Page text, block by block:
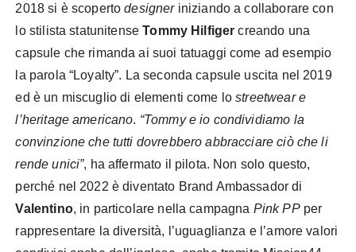
2018 si è scopertodesigneriniziando a collaborare con
lo stilista statunitenseTommy Hilfigercreando una
capsule che rimanda ai suoi tatuaggi come ad esempio
la parola “Loyalty”. La seconda capsule uscita nel 2019
ed è un miscuglio di elementi come lostreetwear e
l’heritage americano. “Tommy e io condividiamo la
convinzione che tutti dovrebbero abbracciare ciò che li
rende unici”, ha affermato il pilota. Non solo questo,
perché nel 2022 è diventato Brand Ambassador di
Valentino, in particolare nella campagna Pink PPper
rappresentare la diversità, l’uguaglianza e l’amore valori